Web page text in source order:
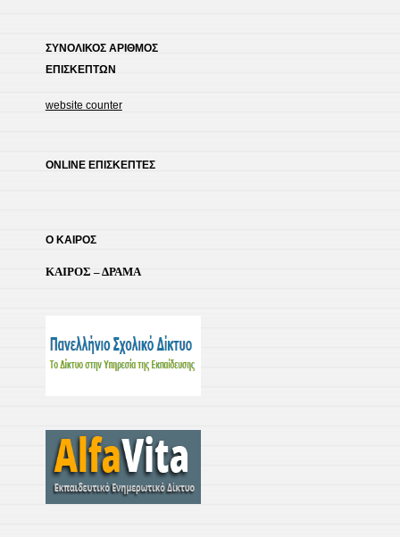
ΣΥΝΟΛΙΚΟΣ ΑΡΙΘΜΟΣ
ΕΠΙΣΚΕΠΤΩΝ
website counter
ONLINE ΕΠΙΣΚΕΠΤΕΣ
Ο ΚΑΙΡΟΣ
ΚΑΙΡΟΣ – ΔΡΑΜΑ